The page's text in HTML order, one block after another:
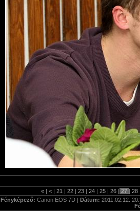
« | < | 21 | 22 | 23 | 24 | 25 | 26 | 27 | 28
Fényképező: Canon EOS 7D | Dátum: 2011.02.12.